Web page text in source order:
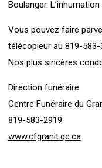
Boulanger.
Vous pouvez faire
télécopieur au 819-583-
Nos plus sincères
Direction funéraire
Centre Funéraire du
819-583-2919
www.cfgranit.qc.ca